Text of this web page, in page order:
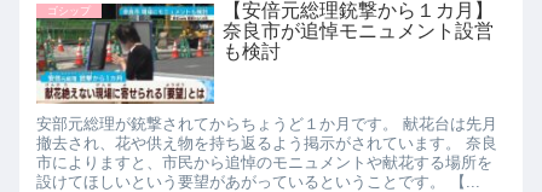
ゴシップ
【安倍元総理銃撃から１カ月】
奈良市が追悼モニュメント設営
も検討
安部元総理が銃撃されてからちょうど１か月です。 献花台は先月
撤去され、花や供え物を持ち返るよう掲示がされています。 奈良
市によりますと、市民から追悼のモニュメントや献花する場所を
設けてほしいという要望があがっているということです。 【...